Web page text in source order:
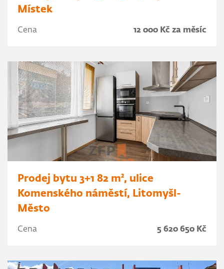
Místek
Cena 12 000 Kč za měsíc
Prodej bytu 3+1 82 m², ulice
Komenského náměstí, Litomyšl-
Město
Cena 5 620 650 Kč